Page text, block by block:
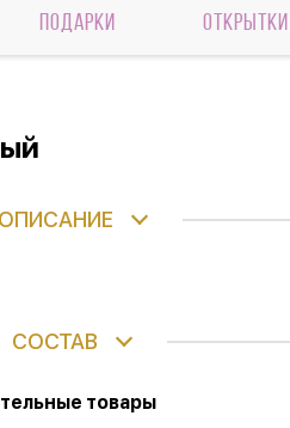
ПОДАРКИ ОТКРЫТКИ
ОПИСАНИЕ
СОСТАВ
товары